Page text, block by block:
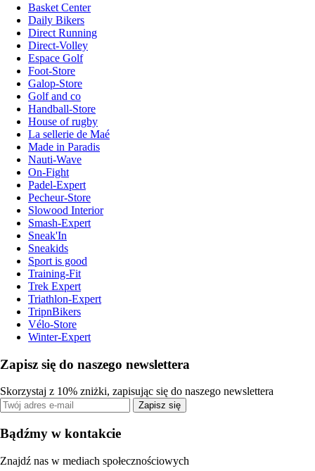
Basket Center
Daily Bikers
Direct Running
Direct-Volley
Espace Golf
Foot-Store
Galop-Store
Golf and co
Handball-Store
House of rugby
La sellerie de Maé
Made in Paradis
Nauti-Wave
On-Fight
Padel-Expert
Pecheur-Store
Slowood Interior
Smash-Expert
Sneak'In
Sneakids
Sport is good
Training-Fit
Trek Expert
Triathlon-Expert
TripnBikers
Vélo-Store
Winter-Expert
Zapisz się do naszego newslettera
Skorzystaj z 10% zniżki, zapisując się do naszego newslettera
Zapisz się
Bądźmy w kontakcie
Znajdź nas w mediach społecznościowych